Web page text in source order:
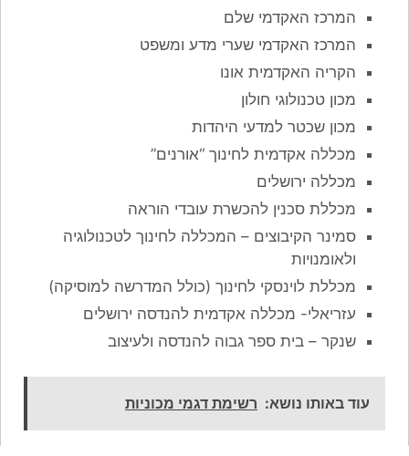
המרכז האקדמי שלם
המרכז האקדמי שערי מדע ומשפט
הקריה האקדמית אונו
מכון טכנולוגי חולון
מכון שכטר למדעי היהדות
מכללה אקדמית לחינוך “אורנים”
מכללה ירושלים
מכללת סכנין להכשרת עובדי הוראה
סמינר הקיבוצים – המכללה לחינוך לטכנולוגיה
ולאומנויות
מכללת לוינסקי לחינוך (כולל המדרשה למוסיקה)
עזריאלי- מכללה אקדמית להנדסה ירושלים
שנקר – בית ספר גבוה להנדסה ולעיצוב
עוד באותו נושא: רשימת דגמי מכוניות